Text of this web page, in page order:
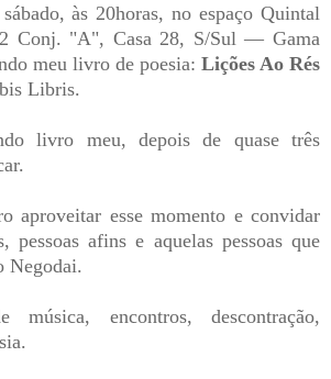
às 20horas, no espaço Quintal
Conj. "A", Casa 28, S/Sul — Gama
meu livro de poesia: Lições Ao Rés
Libris.
livro meu, depois de quase três
aproveitar esse momento e convidar
pessoas afins e aquelas pessoas que
Negodai.
encontros, descontração,